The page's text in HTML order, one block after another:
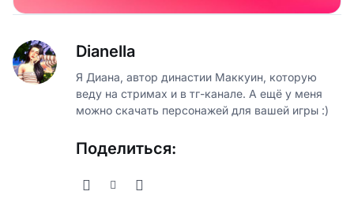
Dianella
Я Диана, автор династии Маккуин, которую
веду на стримах и в тг-канале. А ещё у меня
можно скачать персонажей для вашей игры :)
Поделиться: